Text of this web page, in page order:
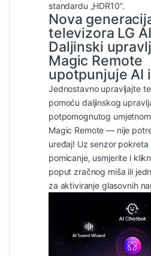
standardu „HDR10”.
Nova
televizora LG
Daljinski
Magic Remote
upotpunjuje AI
Jednostavno upravljajte
pomoću daljinskog
potpomognutog
Magic Remote — nije
uređaj! Uz senzor
pomicanje, usmjerite i
poput zračnog miša ili
za aktiviranje glasovnih